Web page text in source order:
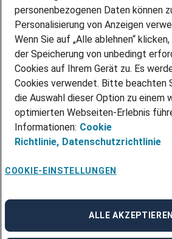
ÜBER UNS
STANDORTE
BLOG
PRESSE
KONTAKT
@Adecco 2026
IMPRESSUM
DATENSCHUTZ
NUTZUNGSBEDINGUNGEN
COOKIE-RICHTLINIEN
BESCHWERDESTELLE
linkedinFacebook
Instagram
personenbezogenen Daten können
Personalisierung von Anzeigen
Wenn Sie auf „Alle ablehnen“
der Speicherung von unbedingt
Cookies auf Ihrem Gerät zu. Es
Cookies verwendet. Bitte beachten
die Auswahl dieser Option zu einem
optimierten Webseiten-Erlebnis
Informationen: Cookie
Richtlinie, Datenschutzrichtlinie
COOKIE-EINSTELLUNGEN
ALLE AKZEPTIEREN